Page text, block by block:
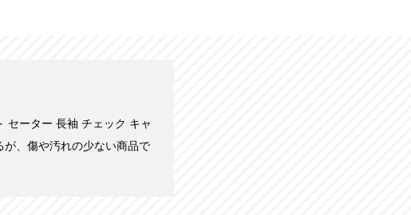
セーター 長袖 チェック キャ
、傷や汚れの少ない商品で